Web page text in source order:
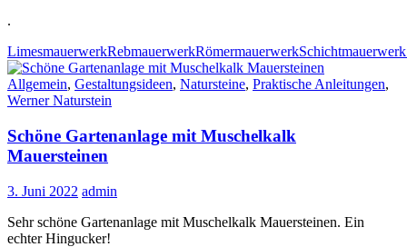
.
LimesmauerwerkRebmauerwerkRömermauerwerkSchichtmauerwerk
Allgemein, Gestaltungsideen, Natursteine, Praktische Anleitungen,
Werner Naturstein
Schöne Gartenanlage mit Muschelkalk
Mauersteinen
3. Juni 2022 admin
Sehr schöne Gartenanlage mit Muschelkalk Mauersteinen. Ein
echter Hingucker!